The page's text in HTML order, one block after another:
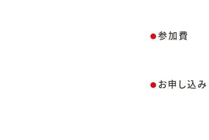
● 参加費
● お申し込み